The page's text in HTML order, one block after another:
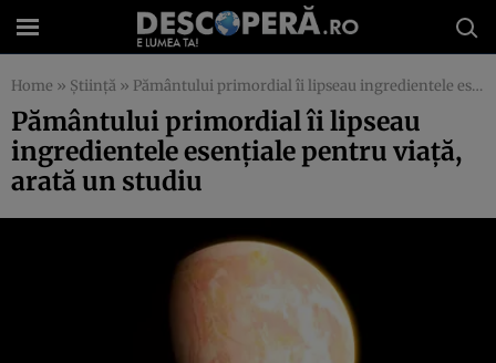
Home » Știință » Pământului primordial îi lipseau ingredientele esențiale pentru viață, arată un studiu
Pământului primordial îi lipseau
ingredientele esențiale pentru viață,
arată un studiu